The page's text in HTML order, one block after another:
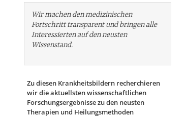
Wir machen den medizinischen
Fortschritt transparent und bringen alle
Interessierten auf den neusten
Wissenstand.
Zu diesen Krankheitsbildern recherchieren
wir die aktuellsten wissenschaftlichen
Forschungs­ergebnisse zu den neusten
Therapien und Heilungsmethoden